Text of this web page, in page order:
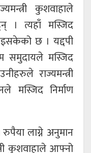
कुशवाहाले
। त्यहाँ मस्जिद
छ । यद्दपी
समुदायले मस्जिद
राज्यमन्त्री
मस्जिद निर्माण
लाग्ने अनुमान
कुशवाहाले आफ्नो